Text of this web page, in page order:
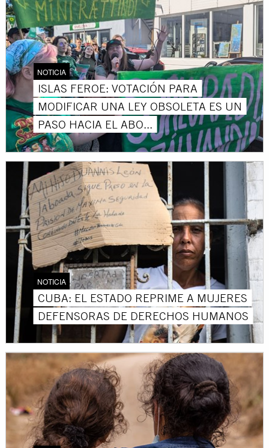
NOTICIA
ISLAS FEROE: VOTACIÓN PARA
MODIFICAR UNA LEY OBSOLETA ES UN
PASO HACIA EL ABO...
NOTICIA
CUBA: EL ESTADO REPRIME A MUJERES
DEFENSORAS DE DERECHOS HUMANOS